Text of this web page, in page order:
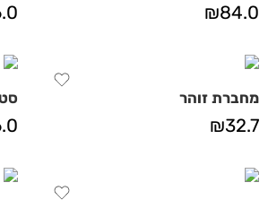
₪84.0
מחברת זוהר
₪32.7